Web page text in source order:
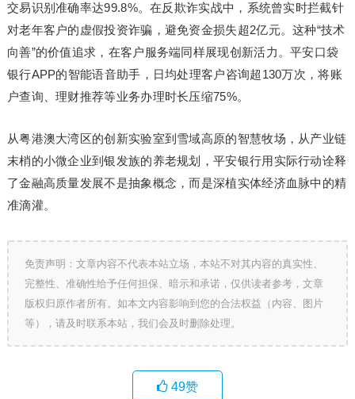
交易识别准确率达99.8%。在反欺诈实战中，系统曾实时拦截针
对老年客户的虚假投资诈骗，避免资金损失超2亿元。这种“技术
向善”的价值追求，在客户服务端同样展现创新活力。平安口袋
银行APP的智能语音助手，日均处理客户咨询超130万次，将账
户查询、理财推荐等业务办理时长压缩75%。
从粤港澳大湾区的创新实验室到雪域高原的智慧牧场，从产业链
末梢的小微企业到银发族的养老规划，平安银行用实际行动诠释
了金融高质量发展不是抽象概念，而是深植实体经济血脉中的精
准滴灌。
免责声明：文章内容不代表本站立场，本站不对其内容的真实性、
完整性、准确性给予任何担保、暗示和承诺，仅供读者参考，文章
版权归原作者所有。如本文内容影响到您的合法权益（内容、图片
等），请及时联系本站，我们会及时删除处理。
49赞